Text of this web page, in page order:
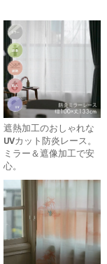
遮熱加工のおしゃれな
UVカット防炎レース。
ミラー＆遮像加工で安
心。